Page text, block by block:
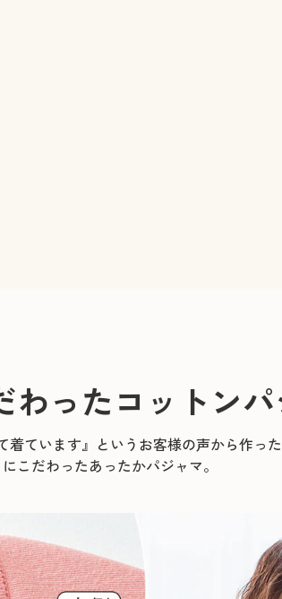
わったコットン
着ています』というお客様の声から作った
こだわったあったかパジャマ。